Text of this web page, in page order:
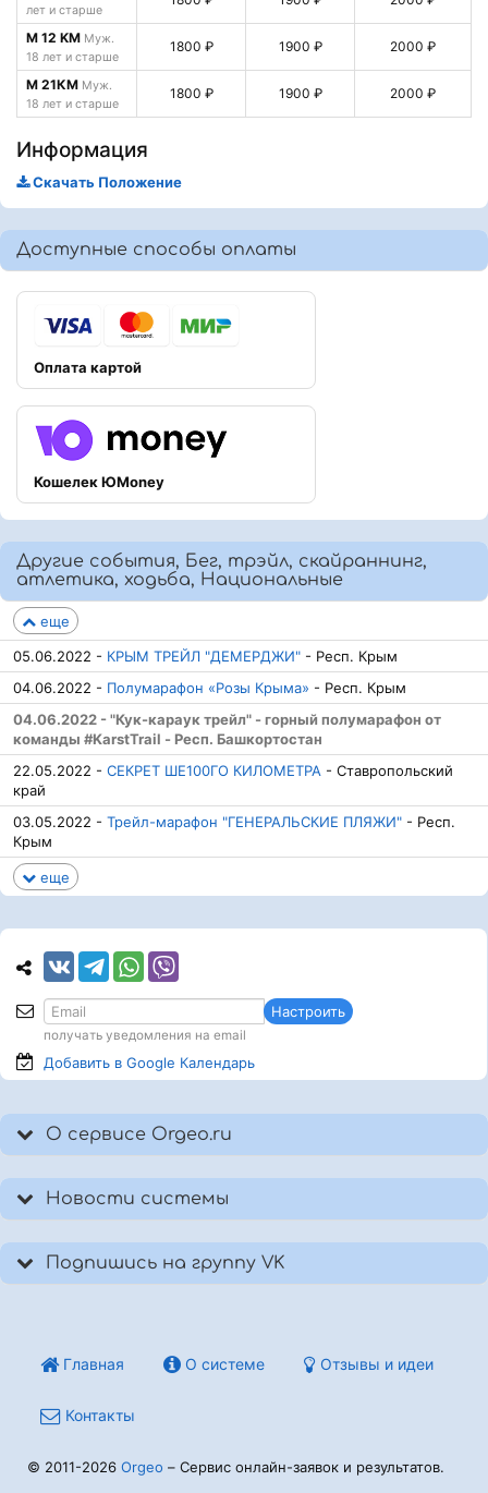
лет и старше
M 12 KM Муж.
18 лет и старше
1800 ₽ 1900 ₽ 2000 ₽
M 21КМ Муж.
18 лет и старше
1800 ₽ 1900 ₽ 2000 ₽
Информация
Скачать Положение
Доступные способы оплаты
Оплата картой
Кошелек ЮMoney
Другие события, Бег, трэйл, скайраннинг,
атлетика, ходьба, Национальные
еще
05.06.2022 - КРЫМ ТРЕЙЛ "ДЕМЕРДЖИ" - Респ. Крым
04.06.2022 - Полумарафон «Розы Крыма» - Респ. Крым
04.06.2022 - "Кук-караук трейл" - горный полумарафон от
команды #KarstTrail - Респ. Башкортостан
22.05.2022 - СЕКРЕТ ШЕ100ГО КИЛОМЕТРА - Ставропольский
край
03.05.2022 - Трейл-марафон "ГЕНЕРАЛЬСКИЕ ПЛЯЖИ" - Респ.
Крым
еще
Настроить
получать уведомления на email
Добавить в Google Календарь
О сервисе Orgeo.ru
Новости системы
Подпишись на группу VK
Главная О системе Отзывы и идеи
Контакты
© 2011-2026 Orgeo – Сервис онлайн-заявок и результатов.